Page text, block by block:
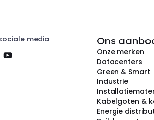
media Ons
Onze merken
Datacenters
Green & Smart
Industrie
Kabelgoten &
Energie